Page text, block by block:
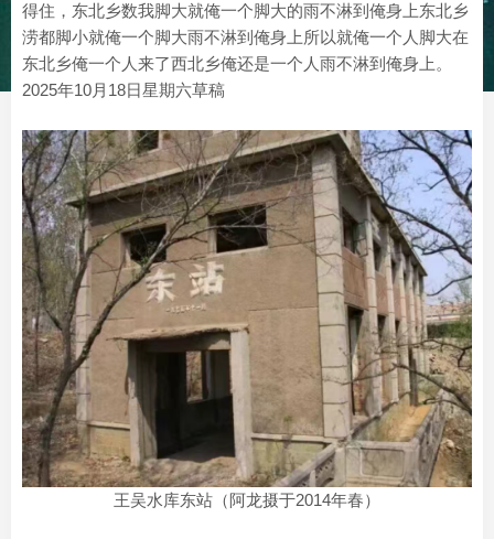
得住，东北乡数我脚大就俺一个脚大的雨不淋到俺身上东北乡
涝都脚小就俺一个脚大雨不淋到俺身上所以就俺一个人脚大在
东北乡俺一个人来了西北乡俺还是一个人雨不淋到俺身上。
2025年10月18日星期六草稿
王吴水库东站（阿龙摄于2014年春）